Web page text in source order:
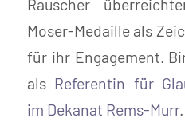
Moser-Medaille als
für ihr Engagement.
als Referentin für
im Dekanat Rems-Murr.